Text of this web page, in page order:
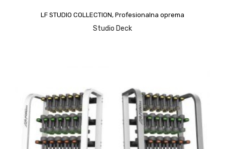
LF STUDIO COLLECTION, Profesionalna oprema
Studio Deck